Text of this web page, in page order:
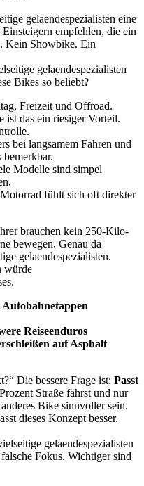
gelaendespezialisten eine
empfehlen, die ein
Kein Showbike. Ein
gelaendespezialisten
Bikes so beliebt?
Freizeit und Offroad.
ist das ein riesiger Vorteil.
bei langsamem Fahren und
bemerkbar.
Modelle sind simpel
fühlt sich oft direkter
brauchen kein 250-Kilo-
bewegen. Genau da
gelaendespezialisten.
würde
Reiseenduros
auf Asphalt
Die bessere Frage ist: Passt
Straße fährst und nur
Bike sinnvoller sein.
dieses Konzept besser.
gelaendespezialisten
Fokus. Wichtiger sind